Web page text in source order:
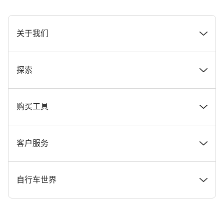
[footer.linksList.title]
关于我们
奖项
在 Canyon 工作
Canyon 新闻发布室
条款和条件
探索
新闻和故事
提示和建议
Canyon Home Koblenz
购买工具
找到您梦寐以求的 Canyon 自行车
现货自行车
客户服务
支持中心
自行车世界